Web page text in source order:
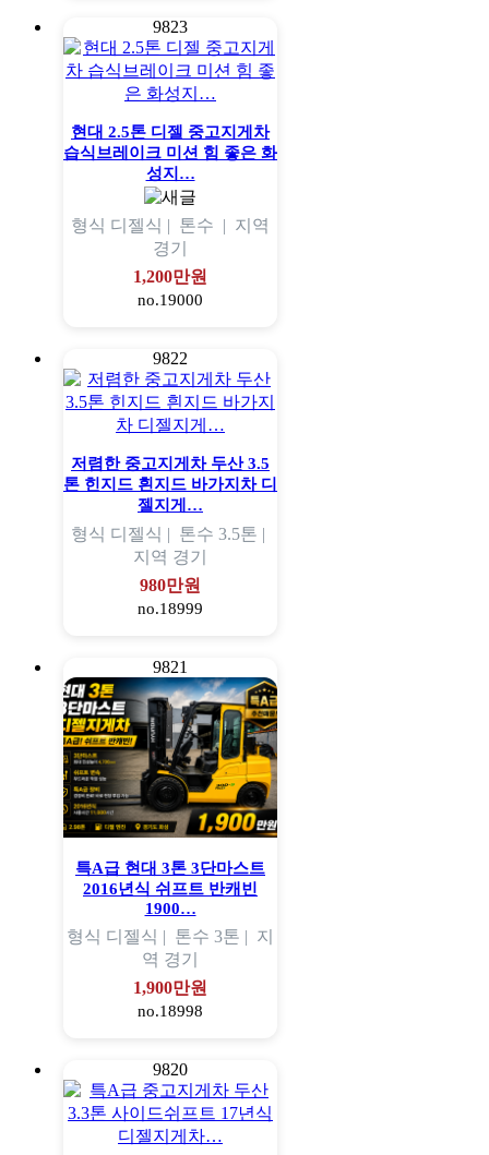
9823
현대 2.5톤 디젤 중고지게차
습식브레이크 미션 힘 좋은 화
성지…
형식 디젤식 | 톤수 | 지역
경기
1,200만원
no.19000
9822
저렴한 중고지게차 두산 3.5
톤 힌지드 흰지드 바가지차 디
젤지게…
형식 디젤식 | 톤수 3.5톤 |
지역 경기
980만원
no.18999
9821
특A급 현대 3톤 3단마스트
2016년식 쉬프트 반캐빈
1900…
형식 디젤식 | 톤수 3톤 | 지
역 경기
1,900만원
no.18998
9820